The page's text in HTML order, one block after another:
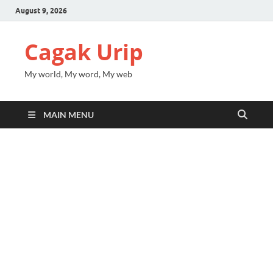
August 9, 2026
Cagak Urip
My world, My word, My web
MAIN MENU